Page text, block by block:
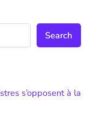
Search
s’opposent à la